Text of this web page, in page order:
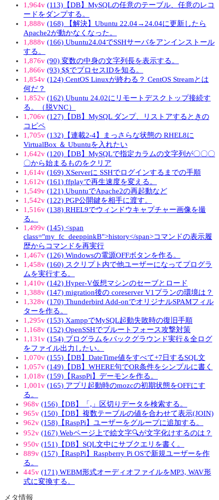
1,964v (113)【DB】MySQLの任意のテーブル、任意のレコ
ードをダンプする。
1,888v (168) 【解決】Ubuntu 22.04→24.04に更新したら
Apache2が動かなくなった。
1,888v (166) Ubuntu24.04でSSHサーバをアンインストール
する。
1,876v (90) 変数の中身の文字列長を表示する。
1,866v (93) $$でプロセスIDを知る。
1,854v (124) CentOS Linuxが終わる？ CentOS Streamとは
何だ？
1,852v (162) Ubuntu 24.02にリモートデスクトップ接続す
る。（脱VNC）
1,706v (127)【DB】MySQL ダンプ、リストアするときの
コピペ
1,705v (132)【連載2-4】まっさらな状態の RHEL8に
VirtualBox ＆ Ubuntuを入れたい
1,642v (120)【DB】MySQLで指定カラムの文字列が〇〇〇
〇から始まるものをクリア
1,614v (169) XServerに SSHでログインするまでの手順
1,612v (161) ffplayで再生速度を変える。
1,549v (121) UbuntuでApache2の再起動など
1,542v (122) PGP公開鍵を相手に渡す。
1,516v (138) RHEL9でウィンドウキャプチャー画像を撮
る。
1,499v (145) <span
class="my_fc_deeppinkB">history</span>コマンドの表示履
歴からコマンドを再実行
1,467v (126) Windowsの電源OFFボタンを作る。
1,458v (160) スクリプト内で他ユーザーになってプログラ
ムを実行する。
1,410v (142) Hyper-V仮想マシンのセーブとロード
1,388v (147) migration後の coreserver V1プランの環境は？
1,328v (170) Thunderbird Add-onでオリジナルSPAMフィル
ターを作る。
1,295v (153) XamppでMySQL起動失敗時の復旧手順
1,168v (152) OpenSSHでブルートフォース攻撃対策
1,131v (154) プログラムをバックグラウンド実行＆全ログ
をファイル出力したい。
1,070v (155)【DB】DateTime値をすべて+7日するSQL文
1,057v (149)【DB】WHERE句でOR条件をシンプルに書く
1,018v (159)【RaspPi】デーモンを作る。
1,001v (165) アプリ起動時のmozcの初期状態をOFFにす
る。
968v (156)【DB】「,」区切りデータを検索する。
965v (150)【DB】複数テーブルの値を合わせて表示(JOIN)
962v (158)【RaspPi】ユーザーをグループに追加する。
952v (167) Webページ上で絵文字🔍が文字化けするのは？
950v (151)【DB】SQL文中にサブクエリを書く。
889v (157)【RaspPi】Raspberry Pi OSで新規ユーザーを作
る。
445v (171) WEBM形式オーディオファイルをMP3, WAV形
式に変換する。
メタ情報